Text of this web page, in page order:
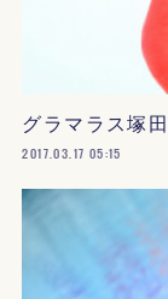
グラマラス塚
2017.03.17 05:15